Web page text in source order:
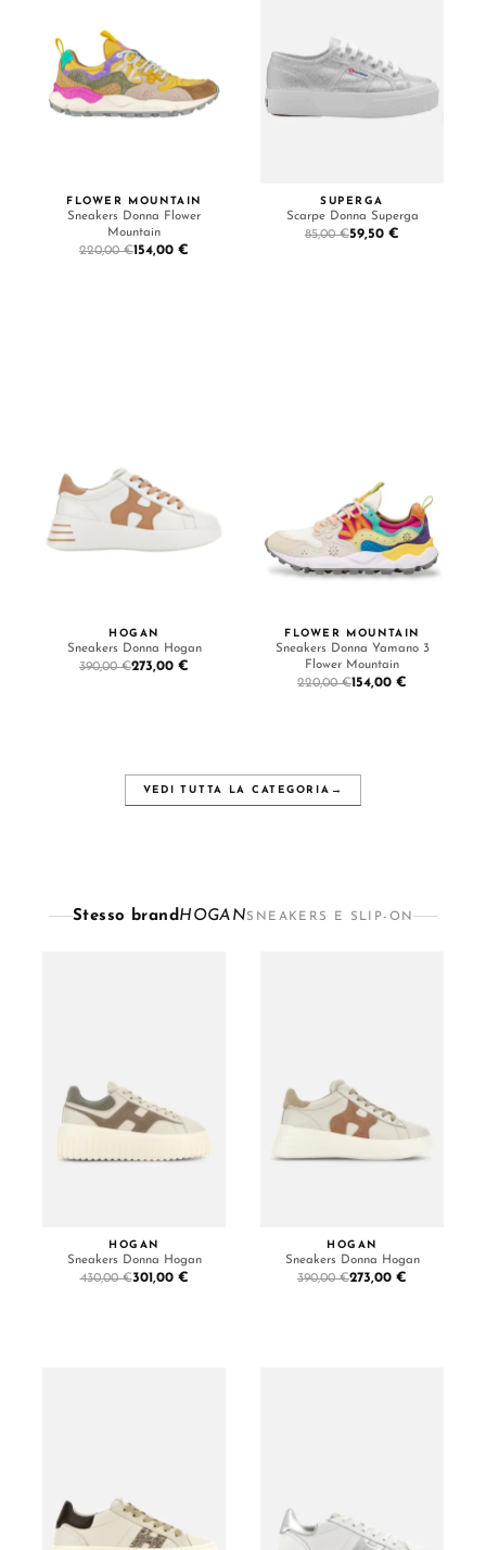
FLOWER MOUNTAIN
Sneakers Donna Flower
Mountain
220,00 €154,00 €
SUPERGA
Scarpe Donna Superga
85,00 €59,50 €
HOGAN
Sneakers Donna Hogan
390,00 €273,00 €
FLOWER MOUNTAIN
Sneakers Donna Yamano 3
Flower Mountain
220,00 €154,00 €
VEDI TUTTA LA CATEGORIA →
Stesso brand HOGANSNEAKERS E SLIP-ON
HOGAN
Sneakers Donna Hogan
430,00 €301,00 €
HOGAN
Sneakers Donna Hogan
390,00 €273,00 €